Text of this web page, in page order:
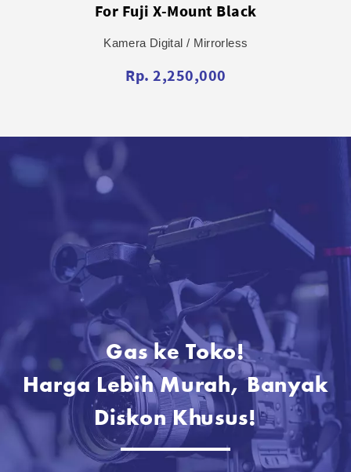
For Sony - Black
Kamera Digital / Mirrorless
Rp. 2,250,000
Gas ke Toko!
Harga Lebih Murah, Banyak
Diskon Khusus!